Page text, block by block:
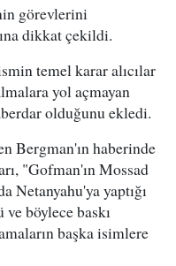
görevlerini
dikkat çekildi.
temel karar alıcılar
yol açmayan
olduğunu ekledi.
Bergman'ın haberinde
"Gofman'ın Mossad
Netanyahu'ya yaptığı
böylece baskı
başka isimlere